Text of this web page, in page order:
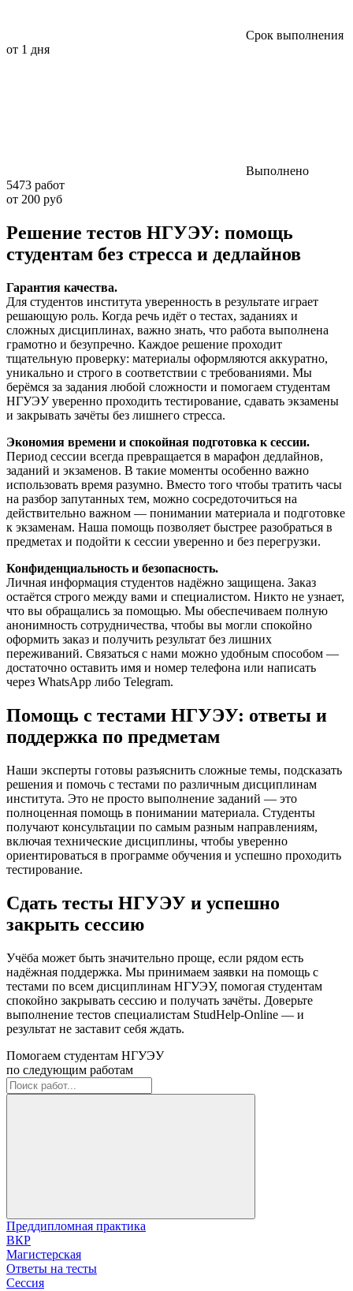
Срок выполнения
от 1 дня
Выполнено
5473 работ
от 200 руб
Решение тестов НГУЭУ: помощь
студентам без стресса и дедлайнов
Гарантия качества.
Для студентов института уверенность в результате играет
решающую роль. Когда речь идёт о тестах, заданиях и
сложных дисциплинах, важно знать, что работа выполнена
грамотно и безупречно. Каждое решение проходит
тщательную проверку: материалы оформляются аккуратно,
уникально и строго в соответствии с требованиями. Мы
берёмся за задания любой сложности и помогаем студентам
НГУЭУ уверенно проходить тестирование, сдавать экзамены
и закрывать зачёты без лишнего стресса.
Экономия времени и спокойная подготовка к сессии.
Период сессии всегда превращается в марафон дедлайнов,
заданий и экзаменов. В такие моменты особенно важно
использовать время разумно. Вместо того чтобы тратить часы
на разбор запутанных тем, можно сосредоточиться на
действительно важном — понимании материала и подготовке
к экзаменам. Наша помощь позволяет быстрее разобраться в
предметах и подойти к сессии уверенно и без перегрузки.
Конфиденциальность и безопасность.
Личная информация студентов надёжно защищена. Заказ
остаётся строго между вами и специалистом. Никто не узнает,
что вы обращались за помощью. Мы обеспечиваем полную
анонимность сотрудничества, чтобы вы могли спокойно
оформить заказ и получить результат без лишних
переживаний. Связаться с нами можно удобным способом —
достаточно оставить имя и номер телефона или написать
через WhatsApp либо Telegram.
Помощь с тестами НГУЭУ: ответы и
поддержка по предметам
Наши эксперты готовы разъяснить сложные темы, подсказать
решения и помочь с тестами по различным дисциплинам
института. Это не просто выполнение заданий — это
полноценная помощь в понимании материала. Студенты
получают консультации по самым разным направлениям,
включая технические дисциплины, чтобы уверенно
ориентироваться в программе обучения и успешно проходить
тестирование.
Сдать тесты НГУЭУ и успешно
закрыть сессию
Учёба может быть значительно проще, если рядом есть
надёжная поддержка. Мы принимаем заявки на помощь с
тестами по всем дисциплинам НГУЭУ, помогая студентам
спокойно закрывать сессию и получать зачёты. Доверьте
выполнение тестов специалистам StudHelp-Online — и
результат не заставит себя ждать.
Помогаем студентам НГУЭУ
по следующим работам
Преддипломная практика
ВКР
Магистерская
Ответы на тесты
Сессия